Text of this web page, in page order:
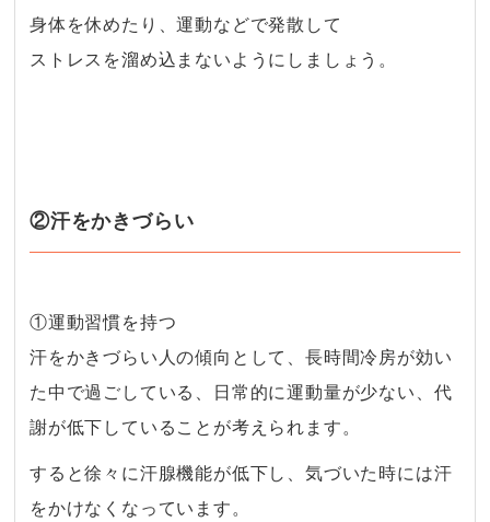
身体を休めたり、運動などで発散して
ストレスを溜め込まないようにしましょう。
②汗をかきづらい
①運動習慣を持つ
汗をかきづらい人の傾向として、長時間冷房が効い
た中で過ごしている、日常的に運動量が少ない、代
謝が低下していることが考えられます。
すると徐々に汗腺機能が低下し、気づいた時には汗
をかけなくなっています。